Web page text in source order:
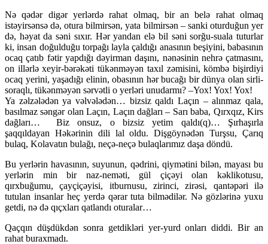
Nə qədər digər yerlərdə rahat olmaq, bir an belə rahat olmaq
istəyirsənsə də, otura bilmirsən, yata bilmirsən – sanki oturduğun yer
də, həyat da səni sıxır. Hər yandan elə bil səni sorğu-suala tuturlar
ki, insan doğulduğu torpağı layla çaldığı anasının beşiyini, babasının
ocaq çatıb fətir yapdığı dəyirman daşını, nənəsinin nehrə çatmasını,
on illərlə xeyir-bərəkəti tükənməyən taxıl zəmisini, kömbə bişirdiyi
ocaq yerini, yaşadığı elinin, obasının hər bucağı bir dünya olan sirli-
soraqlı, tükənməyən sərvətli o yerləri unudarmı? –Yox! Yox! Yox!
Ya zəlzələdən ya vəlvələdən… bizsiz qaldı Laçın – alınmaz qala,
basılmaz səngər olan Laçın, Laçın dağları – Sarı baba, Qırxqız, Kirs
dağları… Biz onsuz, o bizsiz yetim qaldı(q)… Şırhaşırla
şaqqıldayan Həkərinin dili lal oldu. Dişgöynədən Turşsu, Çarıq
bulaq, Kolavatın bulağı, neçə-neçə bulaqlarımız daşa döndü.
Bu yerlərin havasının, suyunun, qədrini, qiymətini bilən, mayası bu
yerlərin min bir naz-neməti, gül çiçəyi olan kəklikotusu,
qırxbuğumu, çayçiçəyisi, itburnusu, zirinci, zirəsi, qantəpəri ilə
tutulan insanlar heç yerdə qərar tuta bilmədilər. Nə gözlərinə yuxu
getdi, nə də qıçxları qatlandı oturalar…
Qaçqın düşdükdən sonra getdikləri yer-yurd onları diddi. Bir an
rahat buraxmadı.